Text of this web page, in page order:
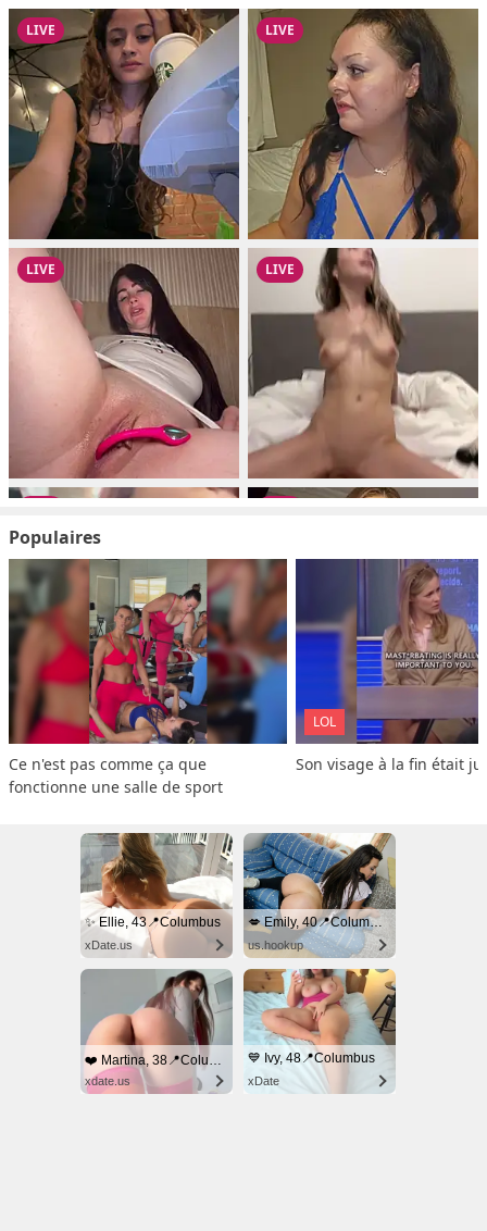
Populaires
Ce n'est pas comme ça que
fonctionne une salle de sport
LOL
Son visage à la fin était